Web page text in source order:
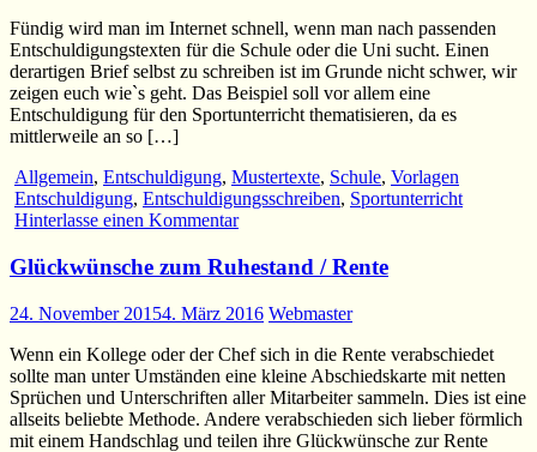
Fündig wird man im Internet schnell, wenn man nach passenden
Entschuldigungstexten für die Schule oder die Uni sucht. Einen
derartigen Brief selbst zu schreiben ist im Grunde nicht schwer, wir
zeigen euch wie`s geht. Das Beispiel soll vor allem eine
Entschuldigung für den Sportunterricht thematisieren, da es
mittlerweile an so […]
Allgemein, Entschuldigung, Mustertexte, Schule, Vorlagen
Entschuldigung, Entschuldigungsschreiben, Sportunterricht
Hinterlasse einen Kommentar
Glückwünsche zum Ruhestand / Rente
24. November 20154. März 2016 Webmaster
Wenn ein Kollege oder der Chef sich in die Rente verabschiedet
sollte man unter Umständen eine kleine Abschiedskarte mit netten
Sprüchen und Unterschriften aller Mitarbeiter sammeln. Dies ist eine
allseits beliebte Methode. Andere verabschieden sich lieber förmlich
mit einem Handschlag und teilen ihre Glückwünsche zur Rente